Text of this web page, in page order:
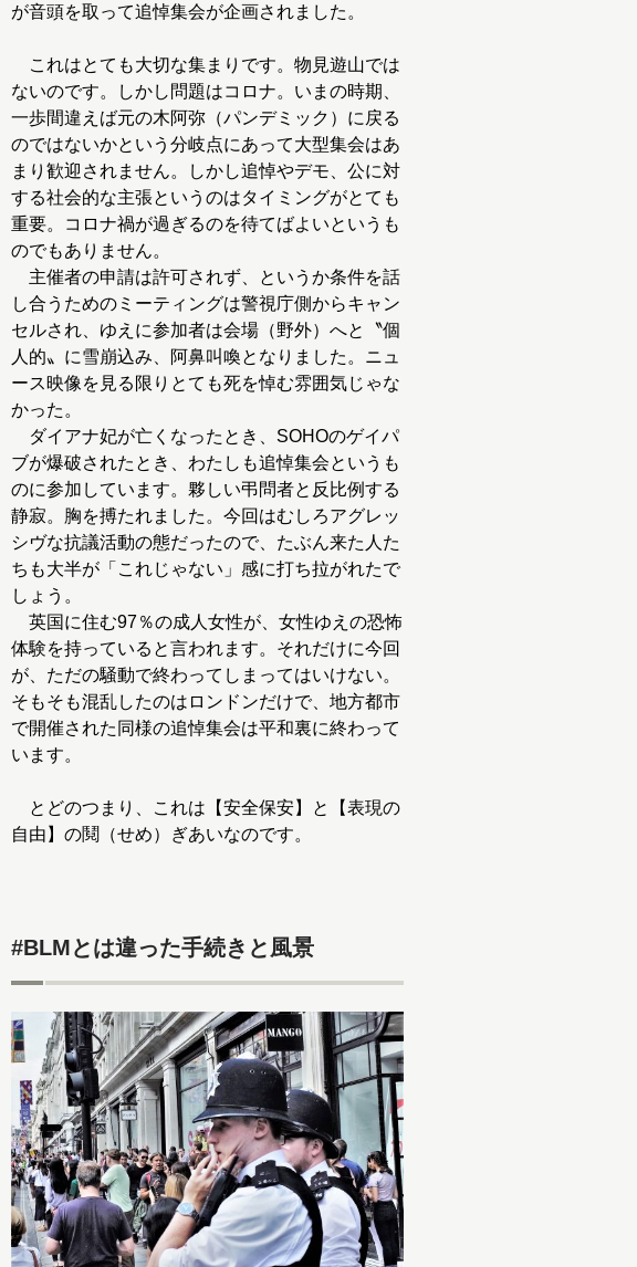
が音頭を取って追悼集会が企画されました。
これはとても大切な集まりです。物見遊山では
ないのです。しかし問題はコロナ。いまの時期、
一歩間違えば元の木阿弥（パンデミック）に戻る
のではないかという分岐点にあって大型集会はあ
まり歓迎されません。しかし追悼やデモ、公に対
する社会的な主張というのはタイミングがとても
重要。コロナ禍が過ぎるのを待てばよいというも
のでもありません。
主催者の申請は許可されず、というか条件を話
し合うためのミーティングは警視庁側からキャン
セルされ、ゆえに参加者は会場（野外）へと〝個
人的〟に雪崩込み、阿鼻叫喚となりました。ニュ
ース映像を見る限りとても死を悼む雰囲気じゃな
かった。
ダイアナ妃が亡くなったとき、SOHOのゲイパ
ブが爆破されたとき、わたしも追悼集会というも
のに参加しています。夥しい弔問者と反比例する
静寂。胸を搏たれました。今回はむしろアグレッ
シヴな抗議活動の態だったので、たぶん来た人た
ちも大半が「これじゃない」感に打ち拉がれたで
しょう。
英国に住む97％の成人女性が、女性ゆえの恐怖
体験を持っていると言われます。それだけに今回
が、ただの騒動で終わってしまってはいけない。
そもそも混乱したのはロンドンだけで、地方都市
で開催された同様の追悼集会は平和裏に終わって
います。
とどのつまり、これは【安全保安】と【表現の
自由】の鬩（せめ）ぎあいなのです。
#BLMとは違った手続きと風景